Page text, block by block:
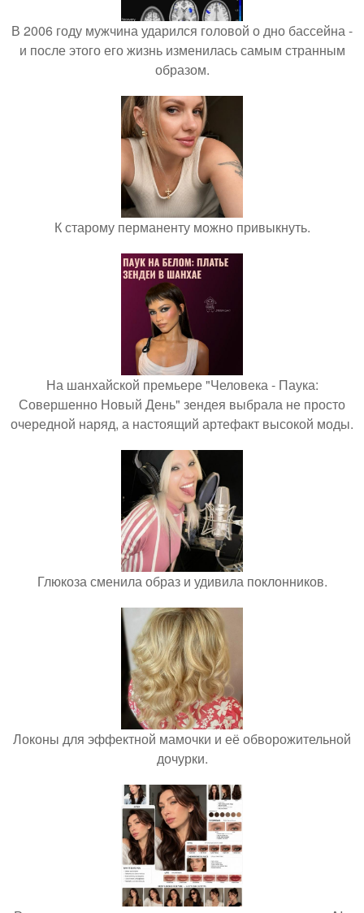
В 2006 году мужчина ударился головой о дно бассейна -
и после этого его жизнь изменилась самым странным
образом.
К старому перманенту можно привыкнуть.
На шанхайской премьере "Человека - Паука:
Совершенно Новый День" зендея выбрала не просто
очередной наряд, а настоящий артефакт высокой моды.
Глюкоза сменила образ и удивила поклонников.
Локоны для эффектной мамочки и её обворожительной
дочурки.